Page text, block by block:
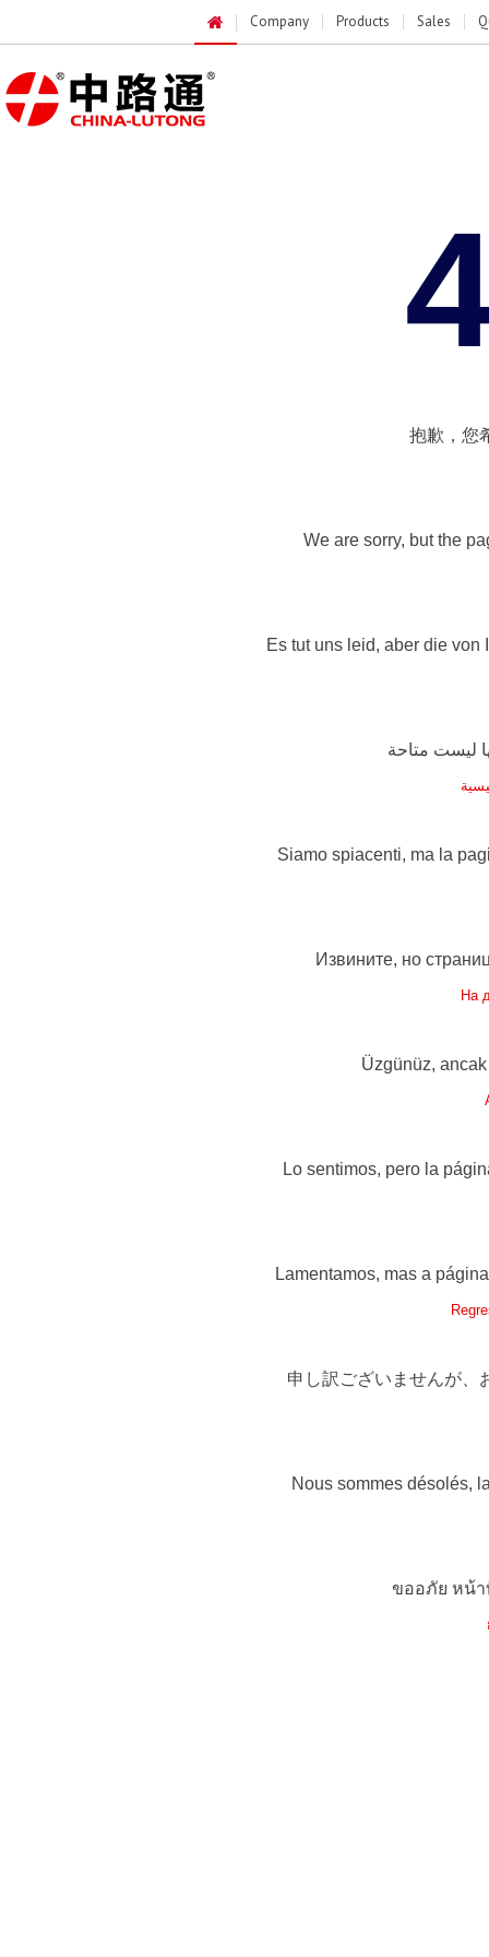
Company Products Sales
抱歉，您
We are sorry, but the
Es tut uns leid, aber die von
Siamo spiacenti, ma la
Извините, но
На
Üzgünüz, ancak
Lo sentimos, pero la
Lamentamos, mas a
申し訳ございませんが、
Nous sommes désolés,
ขออภัย หน้